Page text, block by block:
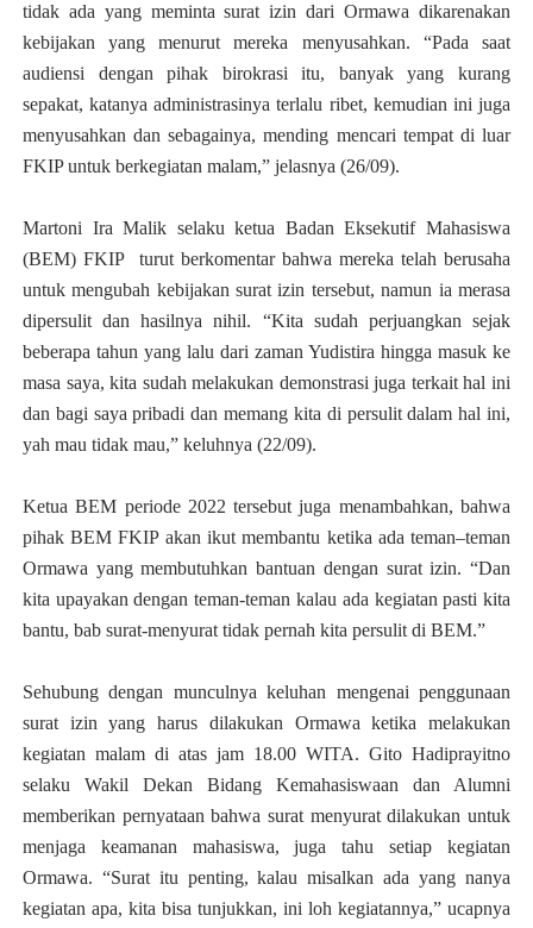
tidak ada yang meminta surat izin dari Ormawa dikarenakan
kebijakan yang menurut mereka menyusahkan. “Pada saat
audiensi dengan pihak birokrasi itu, banyak yang kurang
sepakat, katanya administrasinya terlalu ribet, kemudian ini juga
menyusahkan dan sebagainya, mending mencari tempat di luar
FKIP untuk berkegiatan malam,” jelasnya (26/09).
Martoni Ira Malik selaku ketua Badan Eksekutif Mahasiswa
(BEM) FKIP turut berkomentar bahwa mereka telah berusaha
untuk mengubah kebijakan surat izin tersebut, namun ia merasa
dipersulit dan hasilnya nihil. “Kita sudah perjuangkan sejak
beberapa tahun yang lalu dari zaman Yudistira hingga masuk ke
masa saya, kita sudah melakukan demonstrasi juga terkait hal ini
dan bagi saya pribadi dan memang kita di persulit dalam hal ini,
yah mau tidak mau,” keluhnya (22/09).
Ketua BEM periode 2022 tersebut juga menambahkan, bahwa
pihak BEM FKIP akan ikut membantu ketika ada teman–teman
Ormawa yang membutuhkan bantuan dengan surat izin. “Dan
kita upayakan dengan teman-teman kalau ada kegiatan pasti kita
bantu, bab surat-menyurat tidak pernah kita persulit di BEM.”
Sehubung dengan munculnya keluhan mengenai penggunaan
surat izin yang harus dilakukan Ormawa ketika melakukan
kegiatan malam di atas jam 18.00 WITA. Gito Hadiprayitno
selaku Wakil Dekan Bidang Kemahasiswaan dan Alumni
memberikan pernyataan bahwa surat menyurat dilakukan untuk
menjaga keamanan mahasiswa, juga tahu setiap kegiatan
Ormawa. “Surat itu penting, kalau misalkan ada yang nanya
kegiatan apa, kita bisa tunjukkan, ini loh kegiatannya,” ucapnya